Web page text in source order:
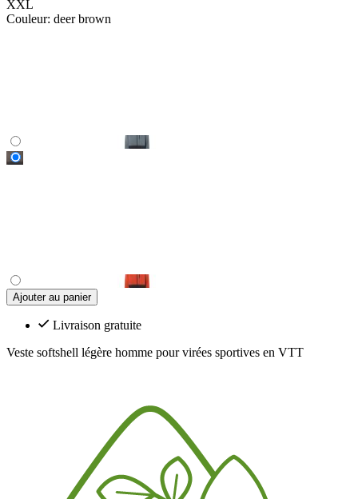
XXL
Couleur: deer brown
Ajouter au panier
Livraison gratuite
Veste softshell légère homme pour virées sportives en VTT